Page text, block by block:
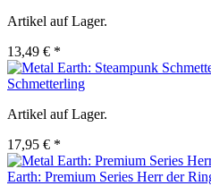
Artikel auf Lager.
13,49 € *
Schmetterling
Artikel auf Lager.
17,95 € *
Earth: Premium Series Herr der